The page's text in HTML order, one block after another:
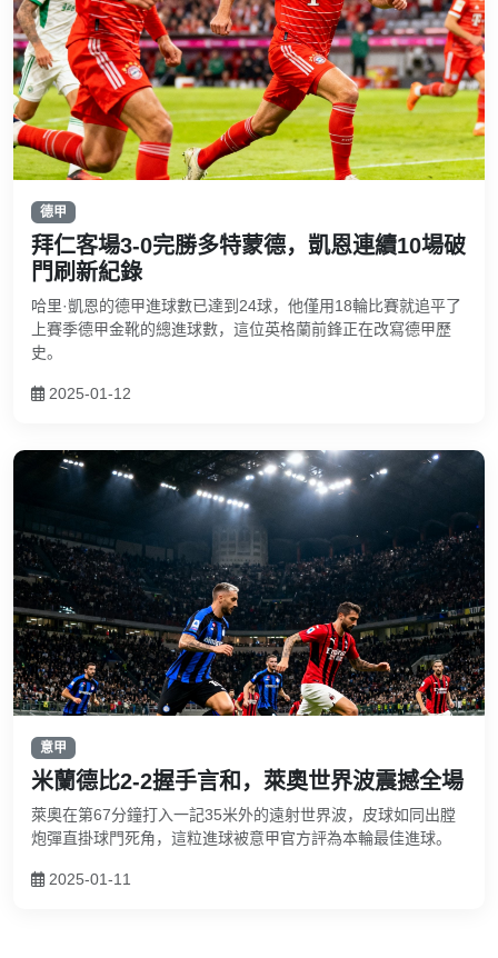
德甲
拜仁客場3-0完勝多特蒙德，凱恩連續10場破
門刷新紀錄
哈里·凱恩的德甲進球數已達到24球，他僅用18輪比賽就追平了
上賽季德甲金靴的總進球數，這位英格蘭前鋒正在改寫德甲歷
史。
2025-01-12
意甲
米蘭德比2-2握手言和，萊奧世界波震撼全場
萊奧在第67分鐘打入一記35米外的遠射世界波，皮球如同出膛
炮彈直掛球門死角，這粒進球被意甲官方評為本輪最佳進球。
2025-01-11